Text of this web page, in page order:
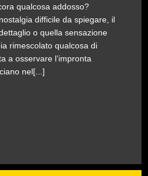
qualcosa addosso?
difficile da spiegare, il
o quella sensazione
rimescolato qualcosa di
a osservare l’impronta
nel[...]